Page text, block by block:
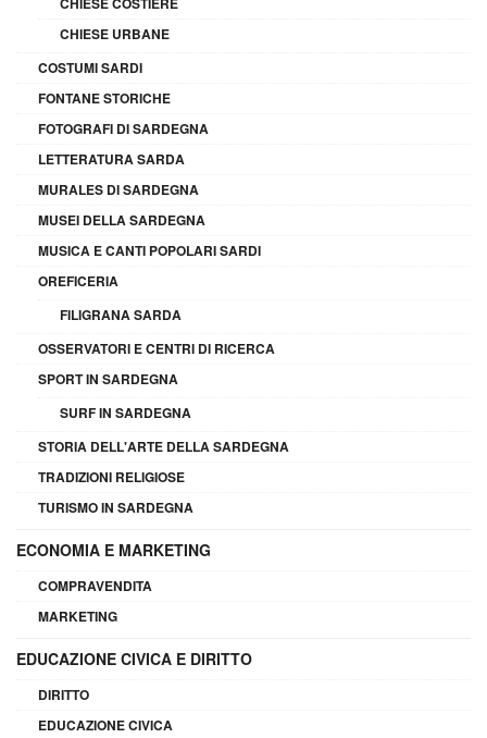
CHIESE URBANE
COSTUMI SARDI
FONTANE STORICHE
FOTOGRAFI DI SARDEGNA
LETTERATURA SARDA
MURALES DI SARDEGNA
MUSEI DELLA SARDEGNA
MUSICA E CANTI POPOLARI SARDI
OREFICERIA
FILIGRANA SARDA
OSSERVATORI E CENTRI DI RICERCA
SPORT IN SARDEGNA
SURF IN SARDEGNA
STORIA DELL'ARTE DELLA SARDEGNA
TRADIZIONI RELIGIOSE
TURISMO IN SARDEGNA
ECONOMIA E MARKETING
COMPRAVENDITA
MARKETING
EDUCAZIONE CIVICA E DIRITTO
DIRITTO
EDUCAZIONE CIVICA